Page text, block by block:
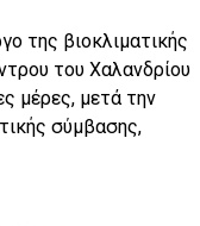
της βιοκλιματικής
του Χαλανδρίου
μέρες, μετά την
σύμβασης,